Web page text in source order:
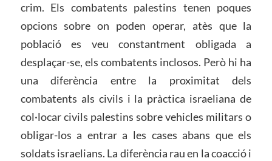
crim. Els combatents palestins tenen poques
opcions sobre on poden operar, atès que la
població es veu constantment obligada a
desplaçar-se, els combatents inclosos. Però hi ha
una diferència entre la proximitat dels
combatents als civils i la pràctica israeliana de
col·locar civils palestins sobre vehicles militars o
obligar-los a entrar a les cases abans que els
soldats israelians. La diferència rau en la coacció i